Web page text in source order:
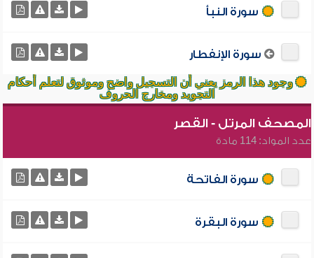
سورة النبأ
سورة الإنفطار
وجود هذا الرمز يعني أن التسجيل واضح وموثوق لتعلم أحكام
التجويد ومخارج الحروف
المصحف المرتل - القصر
عدد المواد: 114 مادة
سورة الفاتحة
سورة البقرة